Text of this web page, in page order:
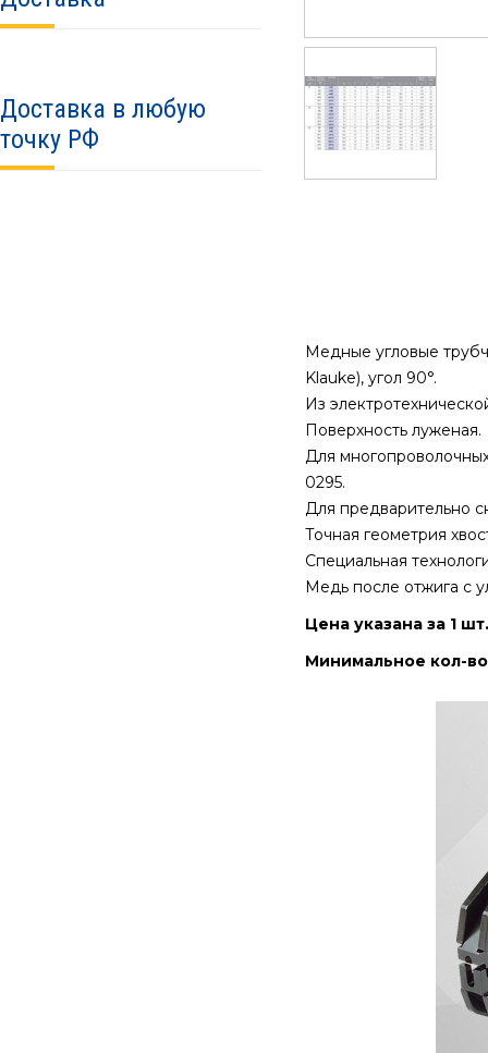
Доставка в любую
точку РФ
Медные угловые
Klauke), угол 90°.
Из
Поверхность луженая.
Для
0295.
Для предварительно
Точная геометрия
Специальная
Медь после отжига с
Цена указана за 1 шт.
Минимальное кол-